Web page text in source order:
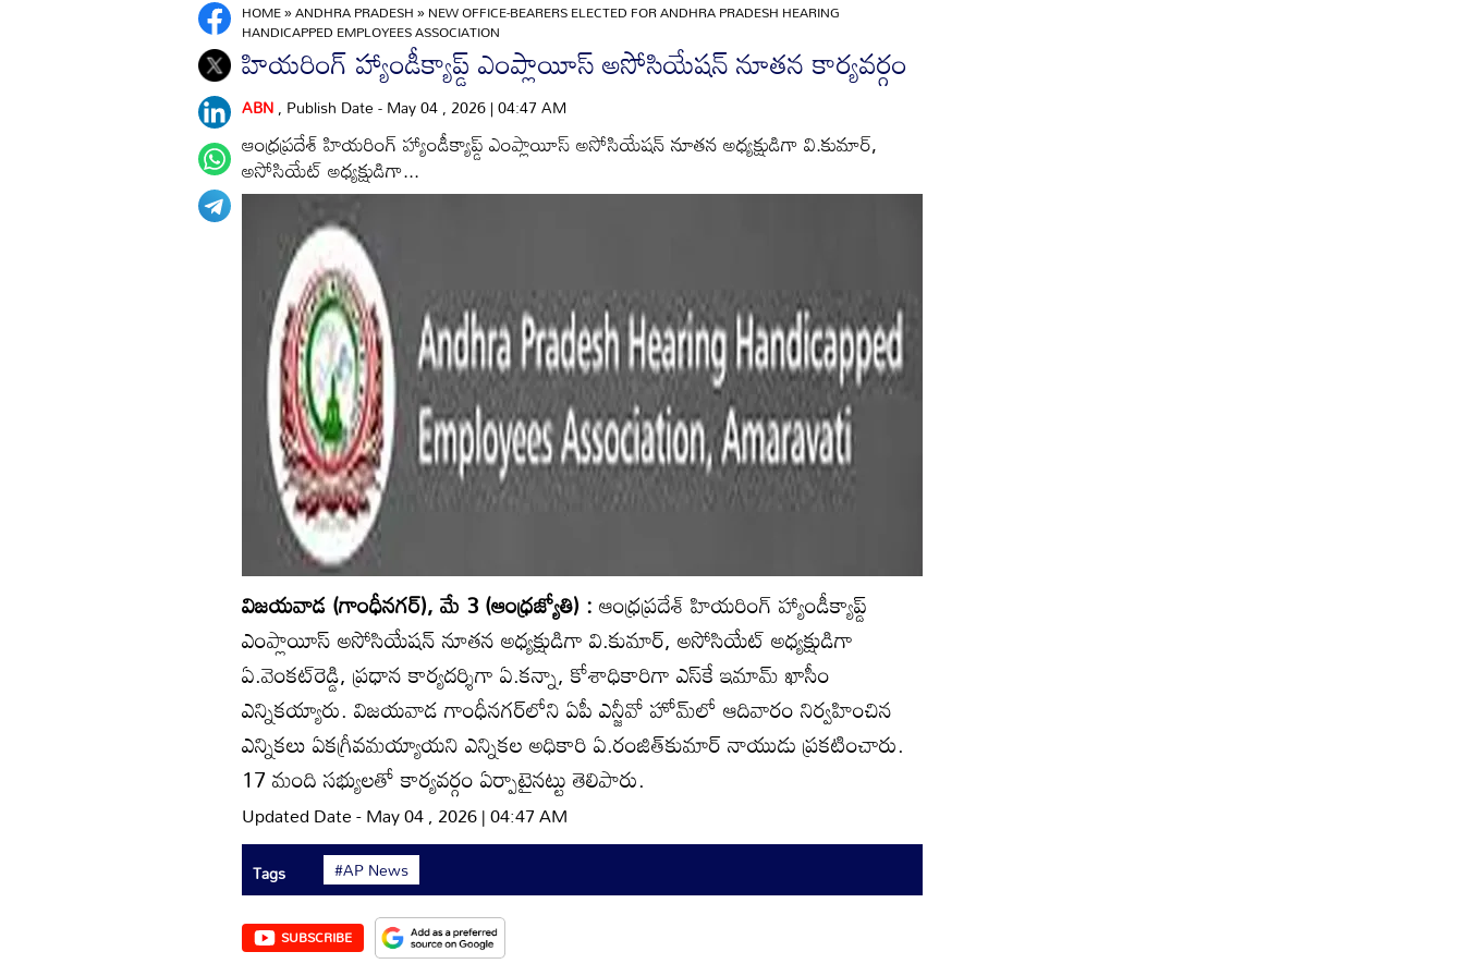
HOME»ANDHRA PRADESH»NEW OFFICE-BEARERS ELECTED FOR ANDHRA PRADESH HEARING
HANDICAPPED EMPLOYEES ASSOCIATION
హియరింగ్‌ హ్యాండీక్యాప్డ్‌ ఎంప్లాయీస్‌ అసోసియేషన్‌ నూతన కార్యవర్గం
ABN, Publish Date - May 04 , 2026 | 04:47 AM
ఆంధ్రప్రదేశ్‌ హియరింగ్‌ హ్యాండీక్యాప్డ్‌ ఎంప్లాయీస్‌ అసోసియేషన్‌ నూతన అధ్యక్షుడిగా వి.కుమార్‌,
అసోసియేట్‌ అధ్యక్షుడిగా...
విజయవాడ (గాంధీనగర్‌), మే 3 (ఆంధ్రజ్యోతి) :ఆంధ్రప్రదేశ్‌ హియరింగ్‌ హ్యాండీక్యాప్డ్‌
ఎంప్లాయీస్‌ అసోసియేషన్‌ నూతన అధ్యక్షుడిగా వి.కుమార్‌, అసోసియేట్‌ అధ్యక్షుడిగా
ఏ.వెంకట్‌రెడ్డి, ప్రధాన కార్యదర్శిగా ఏ.కన్నా, కోశాధికారిగా ఎస్‌కే ఇమామ్‌ ఖాసీం
ఎన్నికయ్యారు. విజయవాడ గాంధీనగర్‌లోని ఏపీ ఎన్జీవో హోమ్‌లో ఆదివారం నిర్వహించిన
ఎన్నికలు ఏకగ్రీవమయ్యాయని ఎన్నికల అధికారి ఏ.రంజిత్‌కుమార్‌ నాయుడు ప్రకటించారు.
17 మంది సభ్యులతో కార్యవర్గం ఏర్పాటైనట్టు తెలిపారు.
Updated Date - May 04 , 2026 | 04:47 AM
Tags #AP News
SUBSCRIBE